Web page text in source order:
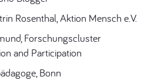
Rosenthal, Aktion Mensch e.V.
Forschungscluster
and Participation
Bonn